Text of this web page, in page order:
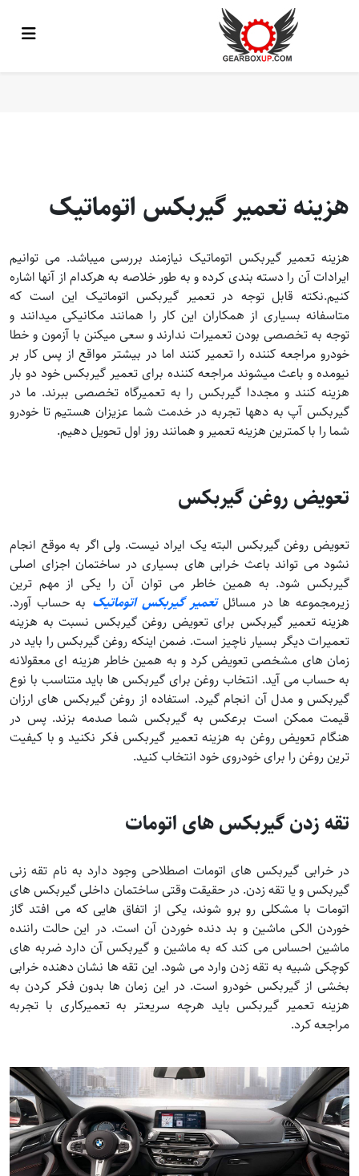
هزینه تعمیر گیربکس اتوماتیک
هزینه تعمیر گیربکس اتوماتیک نیازمند بررسی میباشد. می توانیم
ایرادات آن را دسته بندی کرده و به طور خلاصه به هرکدام از آنها اشاره
کنیم.نکته قابل توجه در تعمیر گیربکس اتوماتیک این است که
متاسفانه بسیاری از همکاران این کار را همانند مکانیکی میدانند و
توجه به تخصصی بودن تعمیرات ندارند و سعی میکنن با آزمون و خطا
خودرو مراجعه کننده را تعمیر کنند اما در بیشتر مواقع از پس کار بر
نیومده و باعث میشوند مراجعه کننده برای تعمیر گیربکس خود دو بار
هزینه کنند و مجددا گیربکس را به تعمیرگاه تخصصی ببرند. ما در
گیربکس آپ به دهها تجربه در خدمت شما عزیزان هستیم تا خودرو
شما را با کمترین هزینه تعمیر و همانند روز اول تحویل دهیم.
تعویض روغن گیربکس
تعویض روغن گیربکس البته یک ایراد نیست. ولی اگر به موقع انجام
نشود می تواند باعث خرابی های بسیاری در ساختمان اجزای اصلی
گیربکس شود. به همین خاطر می توان آن را یکی از مهم ترین
زیرمجموعه ها در مسائلتعمیر گیربکس اتوماتیک به حساب آورد.
هزینه تعمیر گیربکس برای تعویض روغن گیربکس نسبت به هزینه
تعمیرات دیگر بسیار ناچیز است. ضمن اینکه روغن گیربکس را باید در
زمان های مشخصی تعویض کرد و به همین خاطر هزینه ای معقولانه
به حساب می آید. انتخاب روغن برای گیربکس ها باید متناسب با نوع
گیربکس و مدل آن انجام گیرد. استفاده از روغن گیربکس های ارزان
قیمت ممکن است برعکس به گیربکس شما صدمه بزند. پس در
هنگام تعویض روغن به هزینه تعمیر گیربکس فکر نکنید و با کیفیت
ترین روغن را برای خودروی خود انتخاب کنید.
تقه زدن گیربکس های اتومات
در خرابی گیربکس های اتومات اصطلاحی وجود دارد به نام تقه زنی
گیربکس و یا تقه زدن. در حقیقت وقتی ساختمان داخلی گیربکس های
اتومات با مشکلی رو برو شوند، یکی از اتفاق هایی که می افتد گاز
خوردن الکی ماشین و بد دنده خوردن آن است. در این حالت راننده
ماشین احساس می کند که به ماشین و گیربکس آن دارد ضربه های
کوچکی شبیه به تقه زدن وارد می شود. این تقه ها نشان دهنده خرابی
بخشی از گیربکس خودرو است. در این زمان ها بدون فکر کردن به
هزینه تعمیر گیربکس باید هرچه سریعتر به تعمیرکاری با تجربه
مراجعه کرد.